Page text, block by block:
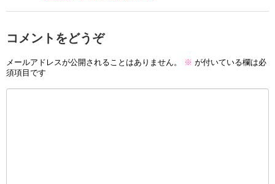
コメントをどうぞ
メールアドレスが公開されることはありません。 ※ が付いている欄は必
須項目です